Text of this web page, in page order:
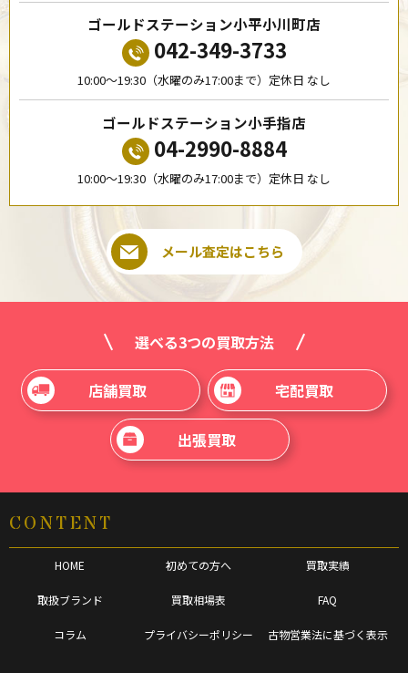
ゴールドステーション小平小川町店
042-349-3733
10:00〜19:30（水曜のみ17:00まで）定休日 なし
ゴールドステーション小手指店
04-2990-8884
10:00〜19:30（水曜のみ17:00まで）定休日 なし
メール査定はこちら
選べる3つの買取方法
店舗買取 宅配買取
出張買取
CONTENT
HOME 初めての方へ 買取実績
取扱ブランド 買取相場表 FAQ
コラム プライバシーポリシー 古物営業法に基づく表示